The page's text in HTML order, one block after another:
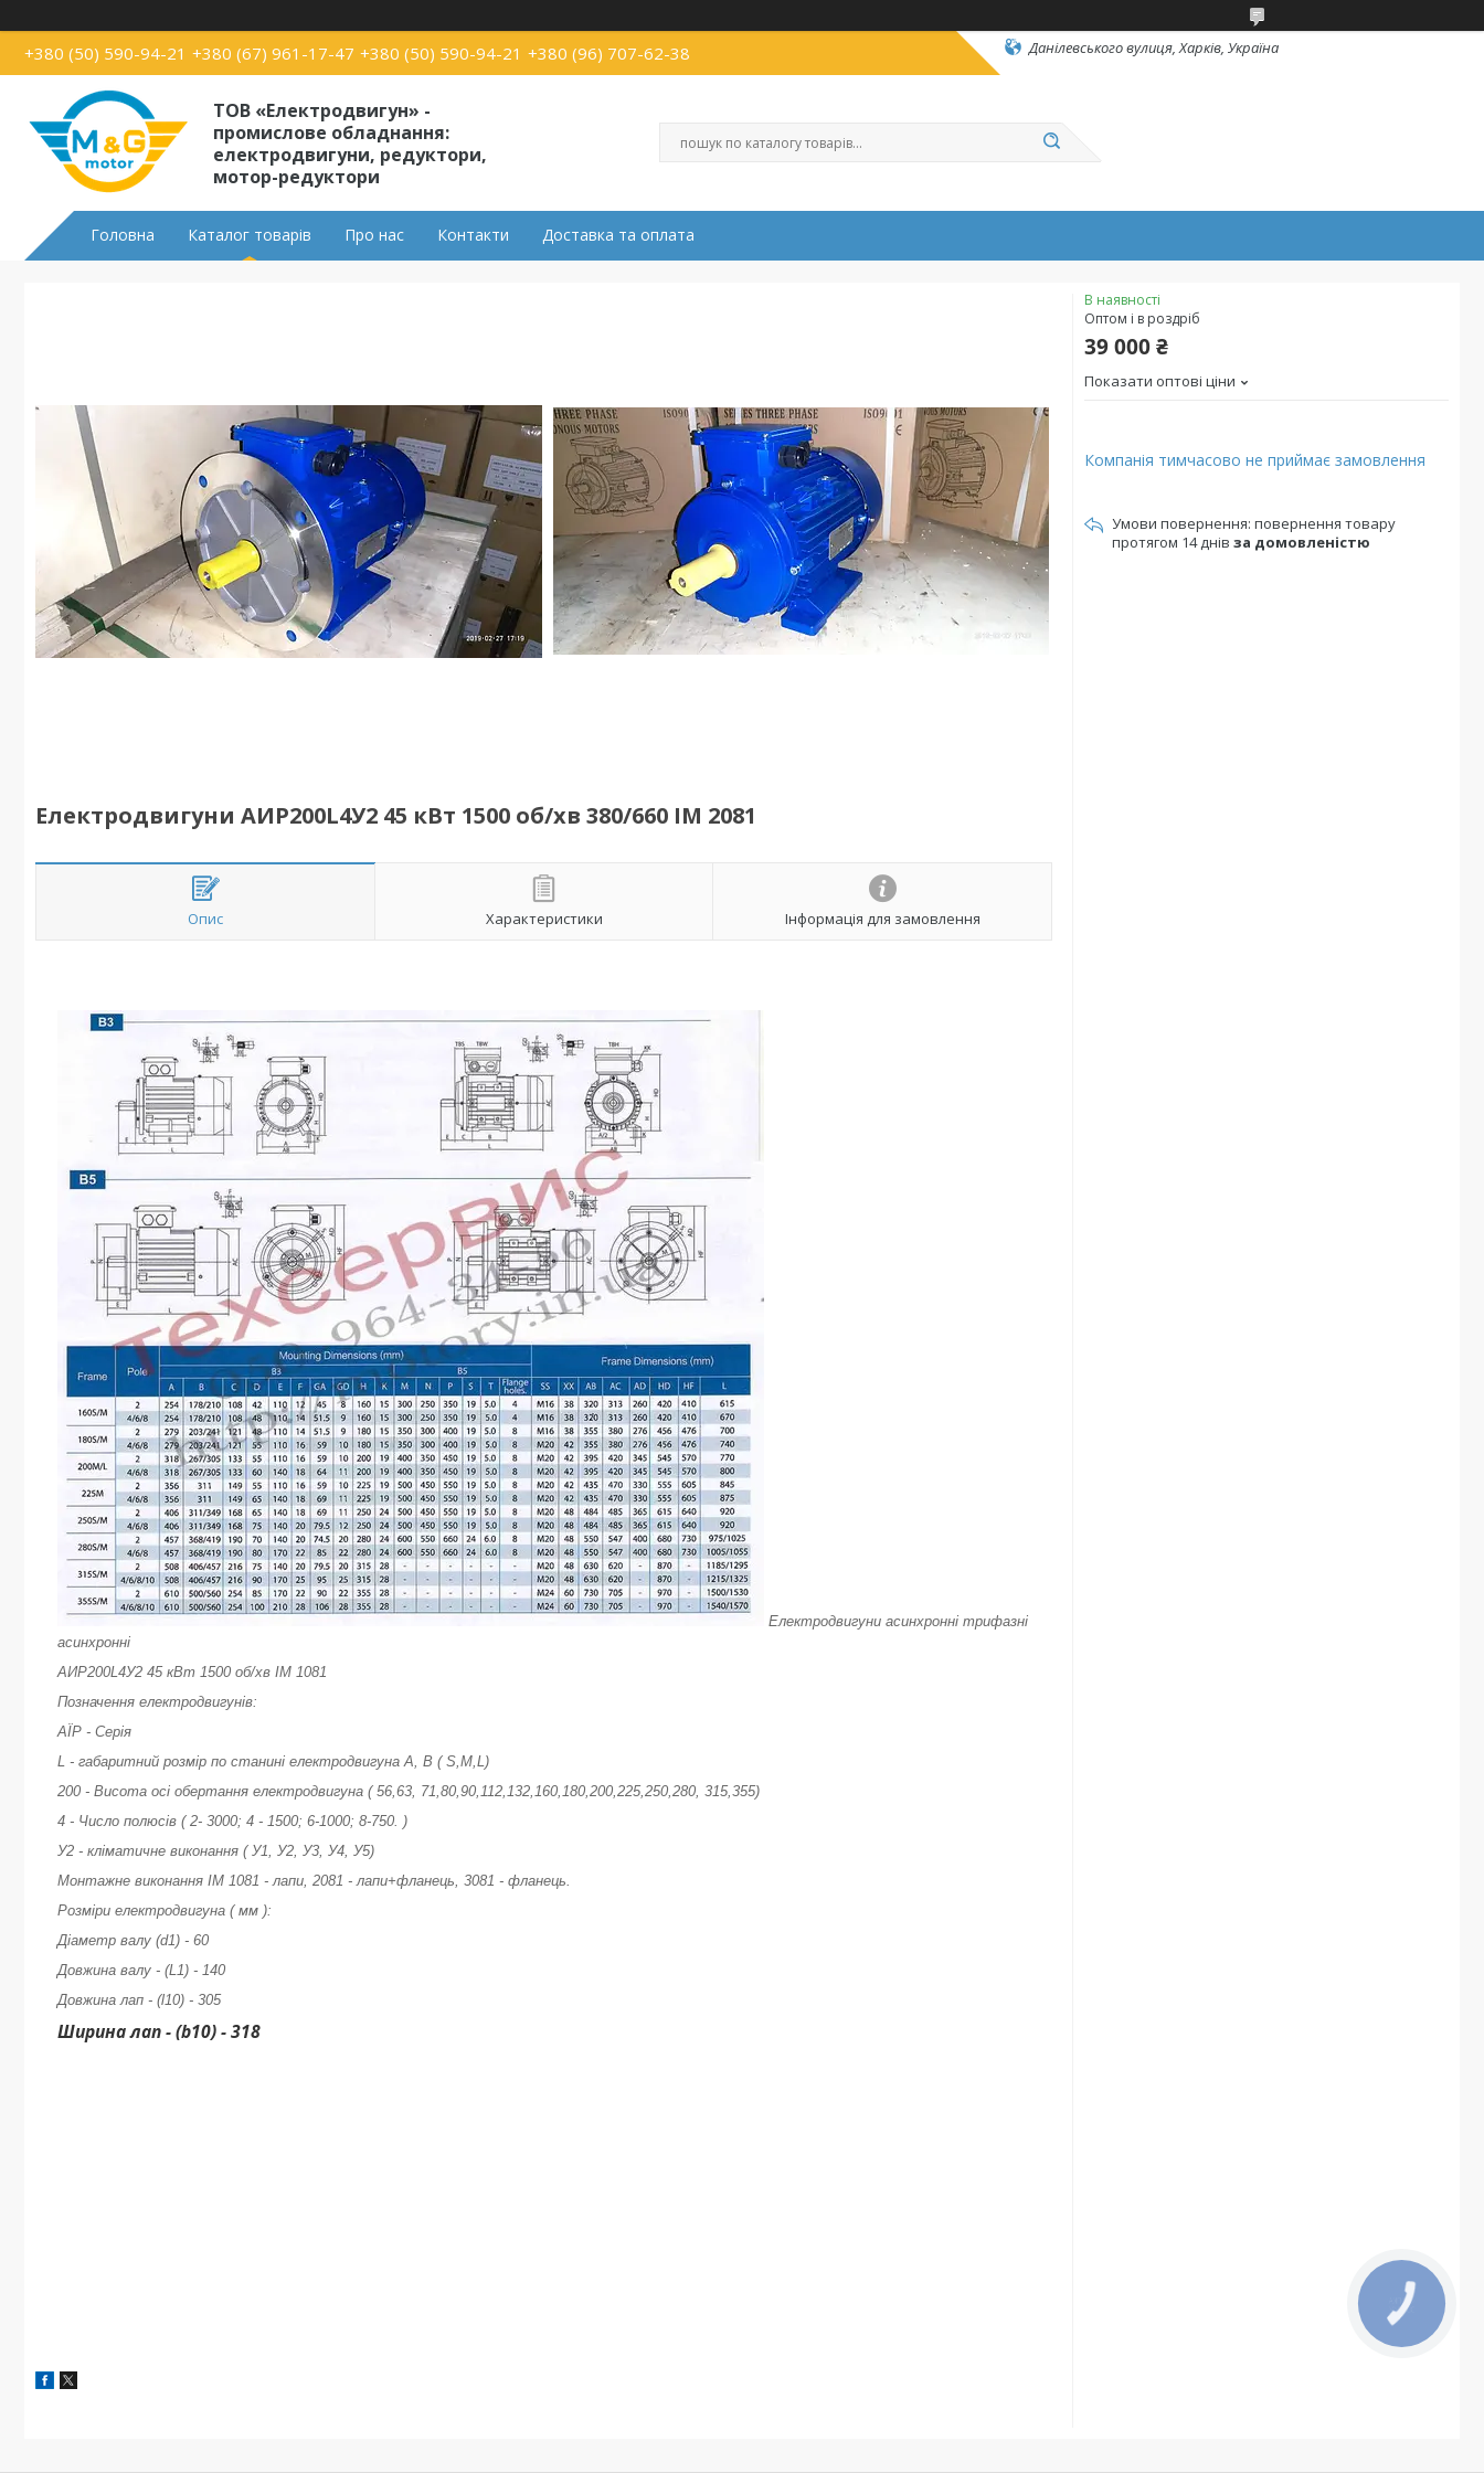
+380 (50) 590-94-21 +380 (67) 961-17-47 +380 (50) 590-94-21 +380 (96) 707-62-38 Данілевського вулиця, Харків, Україна
ТОВ «Електродвигун» -
промислове обладнання:
електродвигуни, редуктори,
мотор-редуктори
Головна Каталог товарів Про нас Контакти Доставка та оплата
Електродвигуни АИР200L4У2 45 кВт 1500 об/хв 380/660 ІМ 2081
Опис Характеристики Інформація для замовлення
Електродвигуни асинхронні трифазні
асинхронні
АИР200L4У2 45 кВт 1500 об/хв ІМ 1081
Позначення електродвигунів:
АЇР - Серія
L - габаритний розмір по станині електродвигуна А, В ( S,M,L)
200 - Висота осі обертання електродвигуна ( 56,63, 71,80,90,112,132,160,180,200,225,250,280, 315,355)
4 - Число полюсів ( 2- 3000; 4 - 1500; 6-1000; 8-750. )
У2 - кліматичне виконання ( У1, У2, У3, У4, У5)
Монтажне виконання ІМ 1081 - лапи, 2081 - лапи+фланець, 3081 - фланець.
Розміри електродвигуна ( мм ):
Діаметр валу (d1) - 60
Довжина валу - (L1) - 140
Довжина лап - (l10) - 305
Ширина лап - (b10) - 318
В наявності
Оптом і в роздріб
39 000 ₴
Показати оптові ціни
Компанія тимчасово не приймає замовлення
повернення товару
протягом 14 днів за домовленістю
КНОПКА
ЗВ'ЯЗКУ